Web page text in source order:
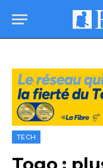
TECH